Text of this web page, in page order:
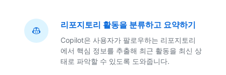
리포지토리 활동을 분류하고 요약하기
Copilot은 사용자가 팔로우하는 리포지토리
에서 핵심 정보를 추출해 최근 활동을 최신 상
태로 파악할 수 있도록 도와줍니다.